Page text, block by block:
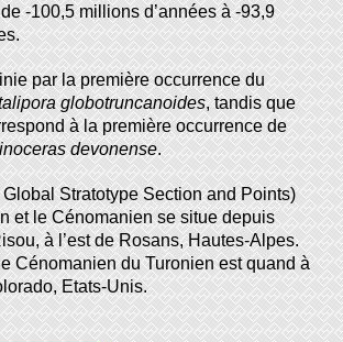
-100,5 millions d’années à -93,9
par la première occurrence du
globotruncanoides, tandis que
à la première occurrence de
devonense.
Global Stratotype Section and Points)
et le Cénomanien se situe depuis
à l’est de Rosans, Hautes-Alpes.
Cénomanien du Turonien est quand à
Etats-Unis.